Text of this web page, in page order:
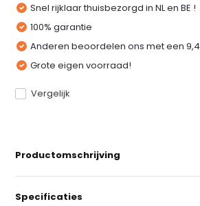
Snel rijklaar thuisbezorgd in NL en BE !
100% garantie
Anderen beoordelen ons met een 9,4
Grote eigen voorraad!
Vergelijk
Productomschrijving
Specificaties